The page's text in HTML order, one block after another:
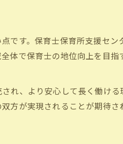
働き方
金の効果的な使い方
利用するメリット
ポートサービス一覧
長するための工夫
です。保育士保育所支援セン
体で保育士の地位向上を目
れ、より安心して長く働け
方が実現されることが期待さ